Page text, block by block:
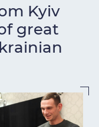
Kyiv
great